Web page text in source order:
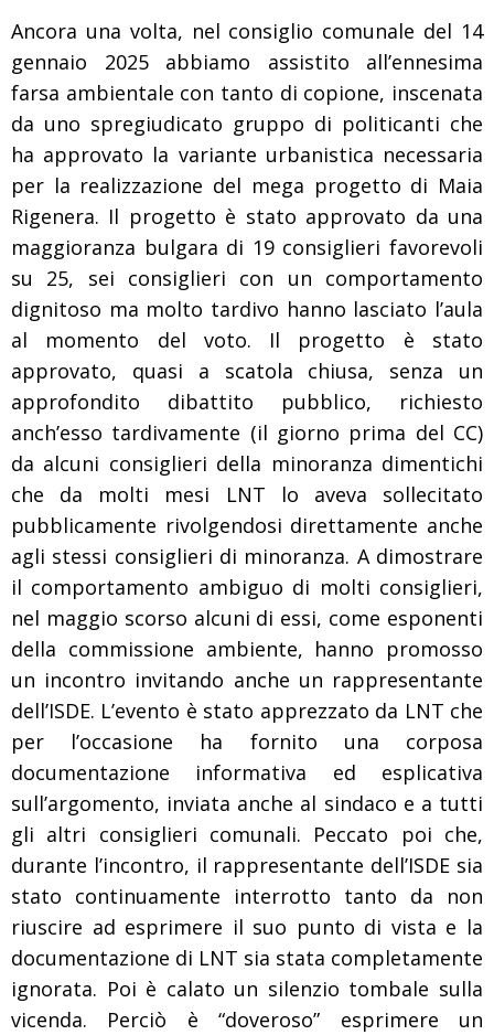
Ancora una volta, nel consiglio comunale del 14
gennaio 2025 abbiamo assistito all’ennesima
farsa ambientale con tanto di copione, inscenata
da uno spregiudicato gruppo di politicanti che
ha approvato la variante urbanistica necessaria
per la realizzazione del mega progetto di Maia
Rigenera. Il progetto è stato approvato da una
maggioranza bulgara di 19 consiglieri favorevoli
su 25, sei consiglieri con un comportamento
dignitoso ma molto tardivo hanno lasciato l’aula
al momento del voto. Il progetto è stato
approvato, quasi a scatola chiusa, senza un
approfondito dibattito pubblico, richiesto
anch’esso tardivamente (il giorno prima del CC)
da alcuni consiglieri della minoranza dimentichi
che da molti mesi LNT lo aveva sollecitato
pubblicamente rivolgendosi direttamente anche
agli stessi consiglieri di minoranza. A dimostrare
il comportamento ambiguo di molti consiglieri,
nel maggio scorso alcuni di essi, come esponenti
della commissione ambiente, hanno promosso
un incontro invitando anche un rappresentante
dell’ISDE. L’evento è stato apprezzato da LNT che
per l’occasione ha fornito una corposa
documentazione informativa ed esplicativa
sull’argomento, inviata anche al sindaco e a tutti
gli altri consiglieri comunali. Peccato poi che,
durante l’incontro, il rappresentante dell’ISDE sia
stato continuamente interrotto tanto da non
riuscire ad esprimere il suo punto di vista e la
documentazione di LNT sia stata completamente
ignorata. Poi è calato un silenzio tombale sulla
vicenda. Perciò è “doveroso” esprimere un